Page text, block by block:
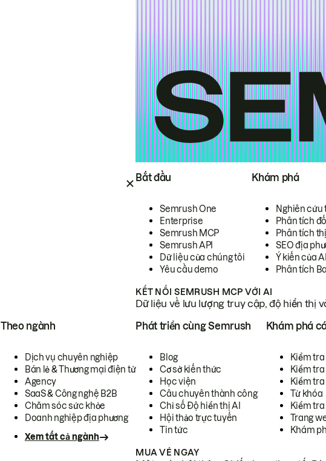
Bắt đầu
Semrush One
Enterprise
Semrush MCP
Semrush API
Dữ liệu của chúng tôi
Yêu cầu demo
Khám phá
Nghiên cứu
Phân tích
Phân tích
SEO địa
Ý kiến của
Phân tích
KẾT NỐI SEMRUSH MCP VỚI AI
Dữ liệu về lưu lượng truy cập, độ hiển thị
Theo ngành
Dịch vụ chuyên nghiệp
Bán lẻ & Thương mại điện tử
Agency
SaaS & Công nghệ B2B
Chăm sóc sức khỏe
Doanh nghiệp địa phương
Xem tất cả ngành
Phát triển cùng Semrush
Blog
Cơ sở kiến thức
Học viện
Câu chuyên thành công
Chỉ số Độ hiển thị AI
Hội thảo trực tuyến
Tin tức
Khám phá
Kiểm
Kiểm tra
Kiểm
Từ khóa
Kiểm
Trang
Khám
MUA VÉ NGAY